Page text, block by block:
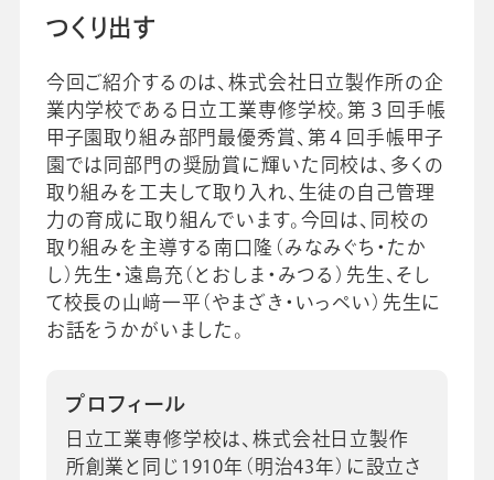
会社情報グループ会社
ビジネスツール事業 企業情報
つくり出す
今回ご紹介するのは、株式会社日立製作所の企
業内学校である日立工業専修学校。第３回手帳
甲子園取り組み部門最優秀賞、第４回手帳甲子
園では同部門の奨励賞に輝いた同校は、多くの
取り組みを工夫して取り入れ、生徒の自己管理
力の育成に取り組んでいます。今回は、同校の
取り組みを主導する南口隆（みなみぐち・たか
し）先生・遠島充（とおしま・みつる）先生、そし
て校長の山﨑一平（やまざき・いっぺい）先生に
お話をうかがいました。
プロフィール
日立工業専修学校は、株式会社日立製作
所創業と同じ1910年（明治43年）に設立さ